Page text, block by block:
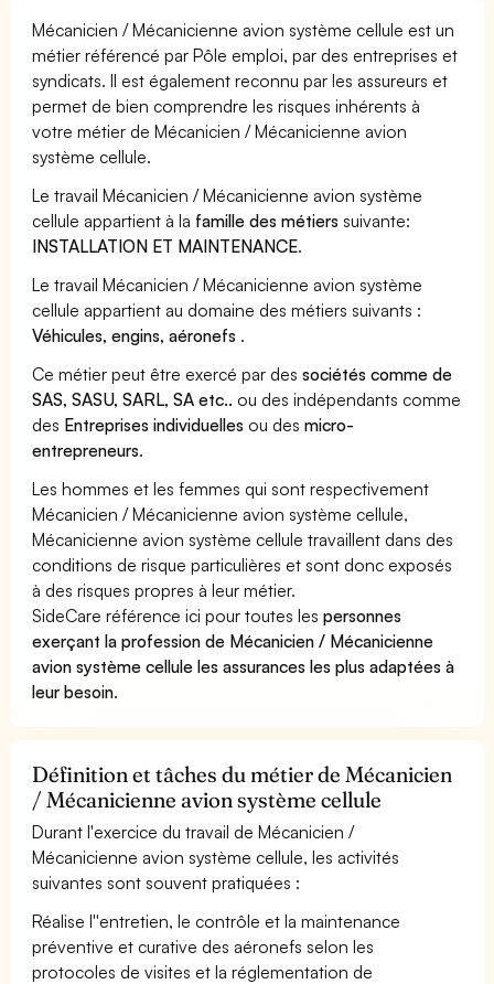
Mécanicien / Mécanicienne avion système cellule est un
métier référencé par Pôle emploi, par des entreprises et
syndicats. Il est également reconnu par les assureurs et
permet de bien comprendre les risques inhérents à
votre métier de Mécanicien / Mécanicienne avion
système cellule.
Le travail Mécanicien / Mécanicienne avion système
cellule appartient à la famille des métiers suivante:
INSTALLATION ET MAINTENANCE.
Le travail Mécanicien / Mécanicienne avion système
cellule appartient au domaine des métiers suivants :
Véhicules, engins, aéronefs .
Ce métier peut être exercé par dessociétés comme de
SAS, SASU, SARL, SA etc.. ou des indépendants comme
des Entreprises individuelles ou desmicro-
entrepreneurs.
Les hommes et les femmes qui sont respectivement
Mécanicien / Mécanicienne avion système cellule,
Mécanicienne avion système cellule travaillent dans des
conditions de risque particulières et sont donc exposés
à des risques propres à leur métier.
SideCare référence ici pour toutes lespersonnes
exerçant la profession de Mécanicien / Mécanicienne
avion système cellule les assurances les plus adaptées à
leur besoin.
Définition et tâches du métier de Mécanicien
/ Mécanicienne avion système cellule
Durant l'exercice du travail de Mécanicien /
Mécanicienne avion système cellule, les activités
suivantes sont souvent pratiquées :
Réalise l''entretien, le contrôle et la maintenance
préventive et curative des aéronefs selon les
protocoles de visites et la réglementation de